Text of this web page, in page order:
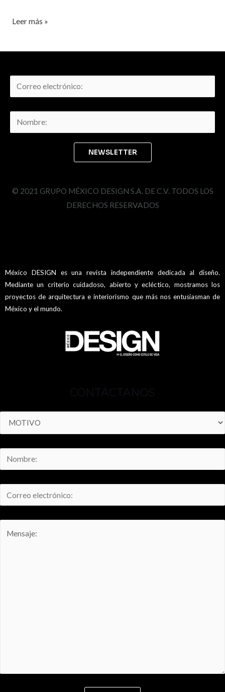
Leer más »
© 2021 GRUPO MÉXICO DESIGN S.A. DE C.V. TODOS LOS
DERECHOS RESERVADOS
México DESIGN es una revista independiente dedicada al diseño.
Mediante un criterio cuidadoso, abierto y ecléctico, mostramos los
proyectos de arquitectura e interiorismo que más nos entusiasman de
México y el mundo.
CONTÁCTANOS